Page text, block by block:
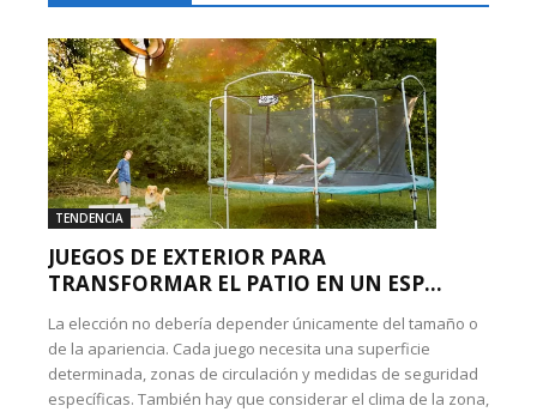
TENDENCIA
JUEGOS DE EXTERIOR PARA
TRANSFORMAR EL PATIO EN UN ESP...
La elección no debería depender únicamente del tamaño o
de la apariencia. Cada juego necesita una superficie
determinada, zonas de circulación y medidas de seguridad
específicas. También hay que considerar el clima de la zona,